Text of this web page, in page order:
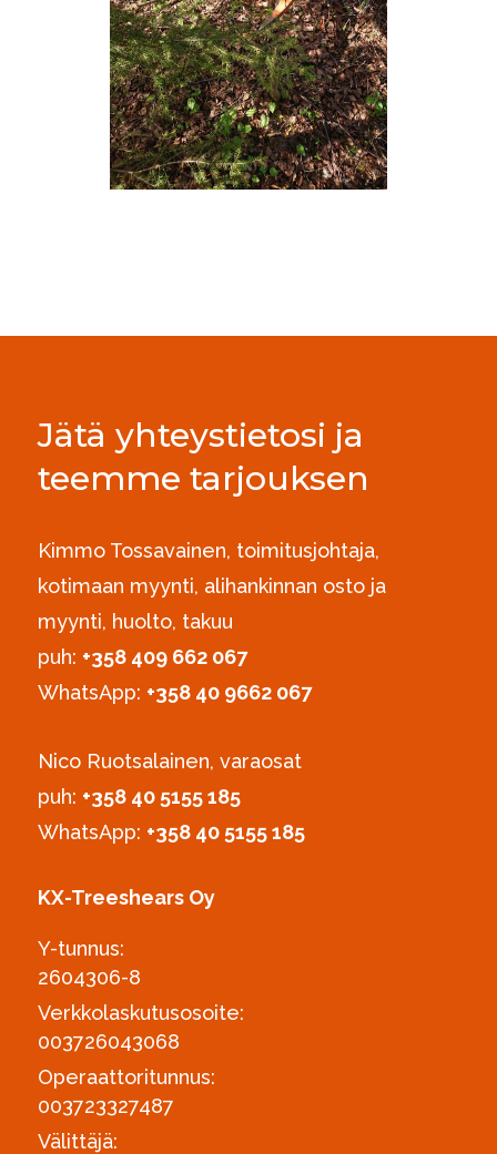
Jätä yhteystietosi ja
teemme tarjouksen
Kimmo Tossavainen, toimitusjohtaja,
kotimaan myynti, alihankinnan osto ja
myynti, huolto, takuu
puh: +358 409 662 067
WhatsApp: +358 40 9662 067
Nico Ruotsalainen, varaosat
puh: ‪+358 40 5155 185‬
WhatsApp: +358 40 5155 185
KX-Treeshears Oy
Y-tunnus:
2604306-8
Verkkolaskutusosoite:
003726043068
Operaattoritunnus:
003723327487
Välittäjä: